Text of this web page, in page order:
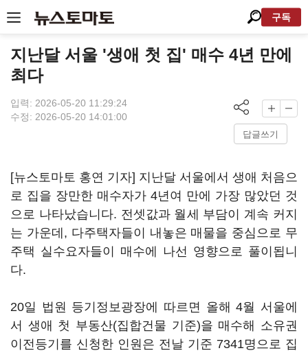
구독
지난달 서울 '생애 첫 집' 매수 4년 만에
최다
입력: 2026-05-20 11:29:24
수정: 2026-05-20 14:01:00
답글쓰기
[뉴스토마토 홍연 기자] 지난달 서울에서 생애 처음으
로 집을 장만한 매수자가 4년여 만에 가장 많았던 것
으로 나타났습니다. 전셋값과 월세 부담이 계속 커지
는 가운데, 다주택자들이 내놓은 매물을 중심으로 무
주택 실수요자들이 매수에 나선 영향으로 풀이됩니
다.
20일 법원 등기정보광장에 따르면 올해 4월 서울에
서 생애 첫 부동산(집합건물 기준)을 매수해 소유권
이전등기를 신청한 인원은 전날 기준 7341명으로 집